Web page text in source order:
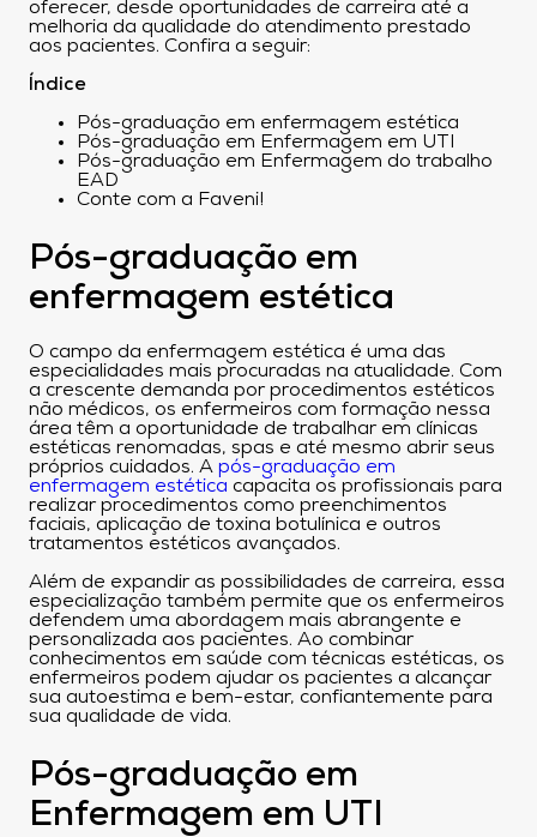
oferecer, desde oportunidades de carreira até a
melhoria da qualidade do atendimento prestado
aos pacientes. Confira a seguir:
Índice
Pós-graduação em enfermagem estética
Pós-graduação em Enfermagem em UTI
Pós-graduação em Enfermagem do trabalho
EAD
Conte com a Faveni!
Pós-graduação em
enfermagem estética
O campo da enfermagem estética é uma das
especialidades mais procuradas na atualidade. Com
a crescente demanda por procedimentos estéticos
não médicos, os enfermeiros com formação nessa
área têm a oportunidade de trabalhar em clínicas
estéticas renomadas, spas e até mesmo abrir seus
próprios cuidados. A pós-graduação em
enfermagem estética capacita os profissionais para
realizar procedimentos como preenchimentos
faciais, aplicação de toxina botulínica e outros
tratamentos estéticos avançados.
Além de expandir as possibilidades de carreira, essa
especialização também permite que os enfermeiros
defendem uma abordagem mais abrangente e
personalizada aos pacientes. Ao combinar
conhecimentos em saúde com técnicas estéticas, os
enfermeiros podem ajudar os pacientes a alcançar
sua autoestima e bem-estar, confiantemente para
sua qualidade de vida.
Pós-graduação em
Enfermagem em UTI